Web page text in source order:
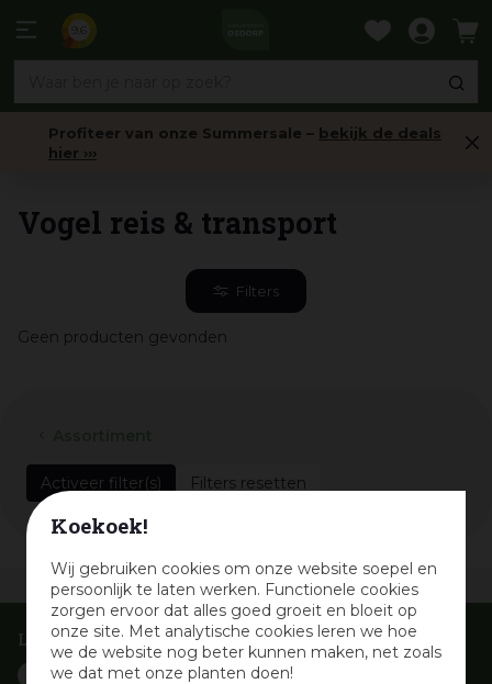
Koekoek!
Wij gebruiken cookies om onze website soepel en
persoonlijk te laten werken. Functionele cookies
zorgen ervoor dat alles goed groeit en bloeit op
onze site. Met analytische cookies leren we hoe
we de website nog beter kunnen maken, net zoals
we dat met onze planten doen!
naar
Profiteer van onze Summersale – bekijk de deals
hier ›››
Vogel reis & transport
Filters
Geen producten gevonden
Filters resetten
Vandaag openvan09:30-18:00
Laat je inspireren